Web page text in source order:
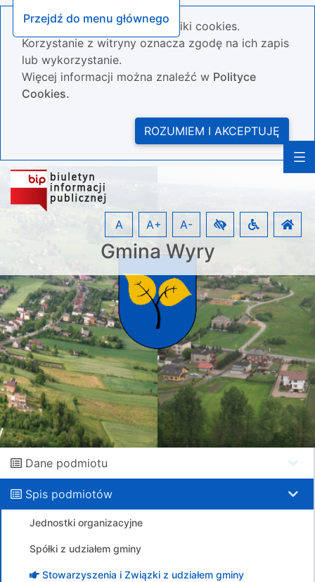
Przejdź do menu głównego
Nasza strona wykorzystuje pliki cookies.
Korzystanie z witryny oznacza zgodę na ich zapis
lub wykorzystanie.
Więcej informacji można znaleźć w Polityce
Cookies.
ROZUMIEM I AKCEPTUJĘ
Gmina Wyry
A A+ A-
Dane podmiotu
Spis podmiotów
Jednostki organizacyjne
Spółki z udziałem gminy
Stowarzyszenia i Związki z udziałem gminy